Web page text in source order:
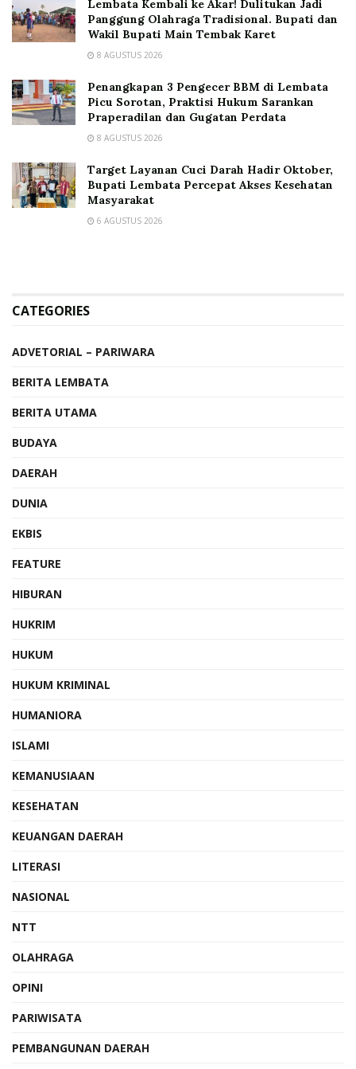
Lembata Kembali ke Akar! Dulitukan Jadi
Panggung Olahraga Tradisional. Bupati dan
Wakil Bupati Main Tembak Karet
8 AGUSTUS 2026
Penangkapan 3 Pengecer BBM di Lembata
Picu Sorotan, Praktisi Hukum Sarankan
Praperadilan dan Gugatan Perdata
8 AGUSTUS 2026
Target Layanan Cuci Darah Hadir Oktober,
Bupati Lembata Percepat Akses Kesehatan
Masyarakat
6 AGUSTUS 2026
CATEGORIES
ADVETORIAL – PARIWARA
BERITA LEMBATA
BERITA UTAMA
BUDAYA
DAERAH
DUNIA
EKBIS
FEATURE
HIBURAN
HUKRIM
HUKUM
HUKUM KRIMINAL
HUMANIORA
ISLAMI
KEMANUSIAAN
KESEHATAN
KEUANGAN DAERAH
LITERASI
NASIONAL
NTT
OLAHRAGA
OPINI
PARIWISATA
PEMBANGUNAN DAERAH